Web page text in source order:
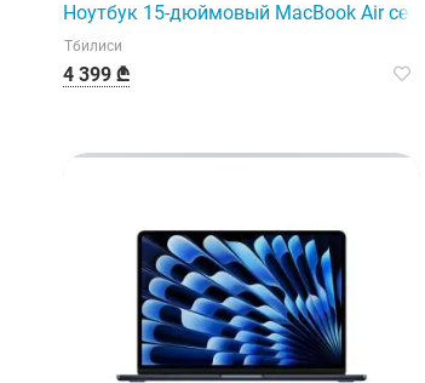
Ноутбук 15-дюймовый MacBook Air
Тбилиси
4 399 ₾